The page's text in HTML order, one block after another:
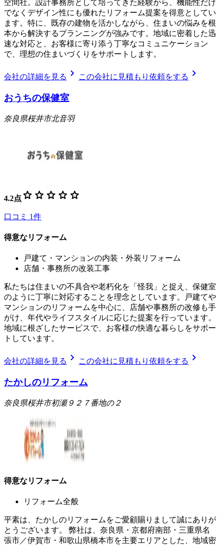
空間社。設計事務所として培ってきた経験から、機能性だけ
でなくデザイン性にも優れたリフォーム提案を得意としてい
ます。特に、既存の建物を活かしながら、住まいの悩みを根
本から解決するプランニングが強みです。地域に密着した迅
速な対応と、お客様に寄り添う丁寧なコミュニケーション
で、理想の住まいづくりをサポートします。
会社の詳細を見る chevron_right この会社に見積もり依頼をする chevron_right
おうちの保健室
奈良県桜井市北音羽
4.2点 star star star star star
口コミ 1件
得意なリフォーム
戸建て・マンションの内装・外装リフォーム
店舗・事務所の改装工事
私たちは住まいの不具合や老朽化を「怪我」と捉え、保健室
のように丁寧に対応することを理念としています。戸建てや
マンションのリフォームを中心に、店舗や事務所の改修も手
がけ、年代やライフスタイルに応じた提案を行っています。
地域に根ざしたサービスで、お客様の快適な暮らしをサポー
トしています。
会社の詳細を見る chevron_right この会社に見積もり依頼をする chevron_right
たかしのリフォーム
奈良県桜井市初瀬９２７番地の２
得意なリフォーム
リフォーム全般
平素は、たかしのリフォームをご愛顧賜りまして誠にありが
とうございます。 弊社は、奈良県・京都府南部・三重県名
張市／伊賀市・和歌山県橋本市を主要エリアとした、地域密